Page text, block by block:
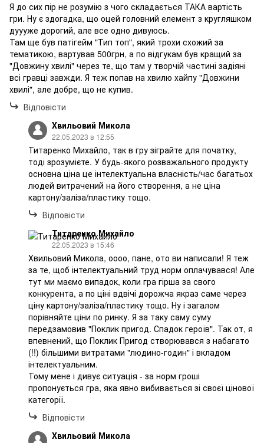
Я до сих пір не розумію з чого складається ТАКА вартість
гри. Ну є здогадка, що оцей головний елемент з кругляшком
дуууже дорогий, але все одно дивуюсь.
Там ще був патігейм "Тип топ", який трохи схожий за
тематикою, вартував 500грн, а по відгукам був кращий за
"Довжину хвилі" через те, що там у творчій частині задіяні
всі гравці завжди. Я теж попав на хвилю хайпу "Довжини
хвилі", але добре, що не купив.
Відповісти
Хвильовий Микола
22.05.2023 в 12:55
Титаренко Михайло, так в гру зіграйте для початку,
тоді зрозумієте. У будь-якого розважального продукту
основна ціна це інтелектуальна власність/час багатьох
людей витрачений на його створення, а не ціна
картону/заліза/пластику тощо.
Відповісти
Титаренко Михайло
22.05.2023 в 15:46
Хвильовий Микола, оооо, пане, ото ви написали! Я теж
за те, щоб інтелектуальний труд норм оплачувався! Але
тут ми маємо випадок, коли гра гірша за свого
конкурента, а по ціні вдвічі дорожча якраз саме через
ціну картону/заліза/пластику тощо. Ну і загалом
порівняйте ціни по ринку. Я за таку саму суму
передзамовив "Поклик пригод. Спадок героїв". Так от, я
впевнений, що Поклик Пригод створювався з набагато
(!!) більшими витратами "людино-годин" і вкладом
інтелектуальним.
Тому мене і дивує ситуація - за норм гроші
пропонується гра, яка явно вибивається зі своєї цінової
категорії.
Відповісти
Хвильовий Микола